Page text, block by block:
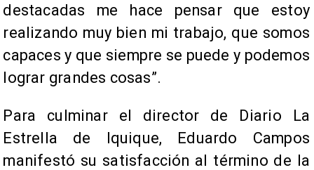
destacadas me hace pensar que estoy
realizando muy bien mi trabajo, que somos
capaces y que siempre se puede y podemos
lograr grandes cosas”.
Para culminar el director de Diario La
Estrella de Iquique, Eduardo Campos
manifestó su satisfacción al término de la